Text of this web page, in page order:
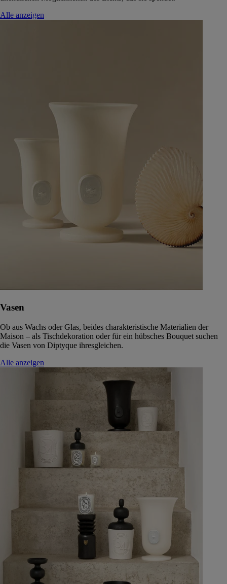
Alle anzeigen
Vasen
Ob aus Wachs oder Glas, beides charakteristische Materialien der
Maison – als Tischdekoration oder für ein hübsches Bouquet suchen
die Vasen von Diptyque ihresgleichen.
Alle anzeigen